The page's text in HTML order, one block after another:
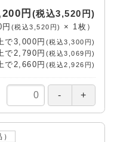
円 (税込3,520円)
(税込3,520円) × 1枚 ）
で3,000円 (税込3,300円)
で2,790円 (税込3,069円)
で2,660円 (税込2,926円)